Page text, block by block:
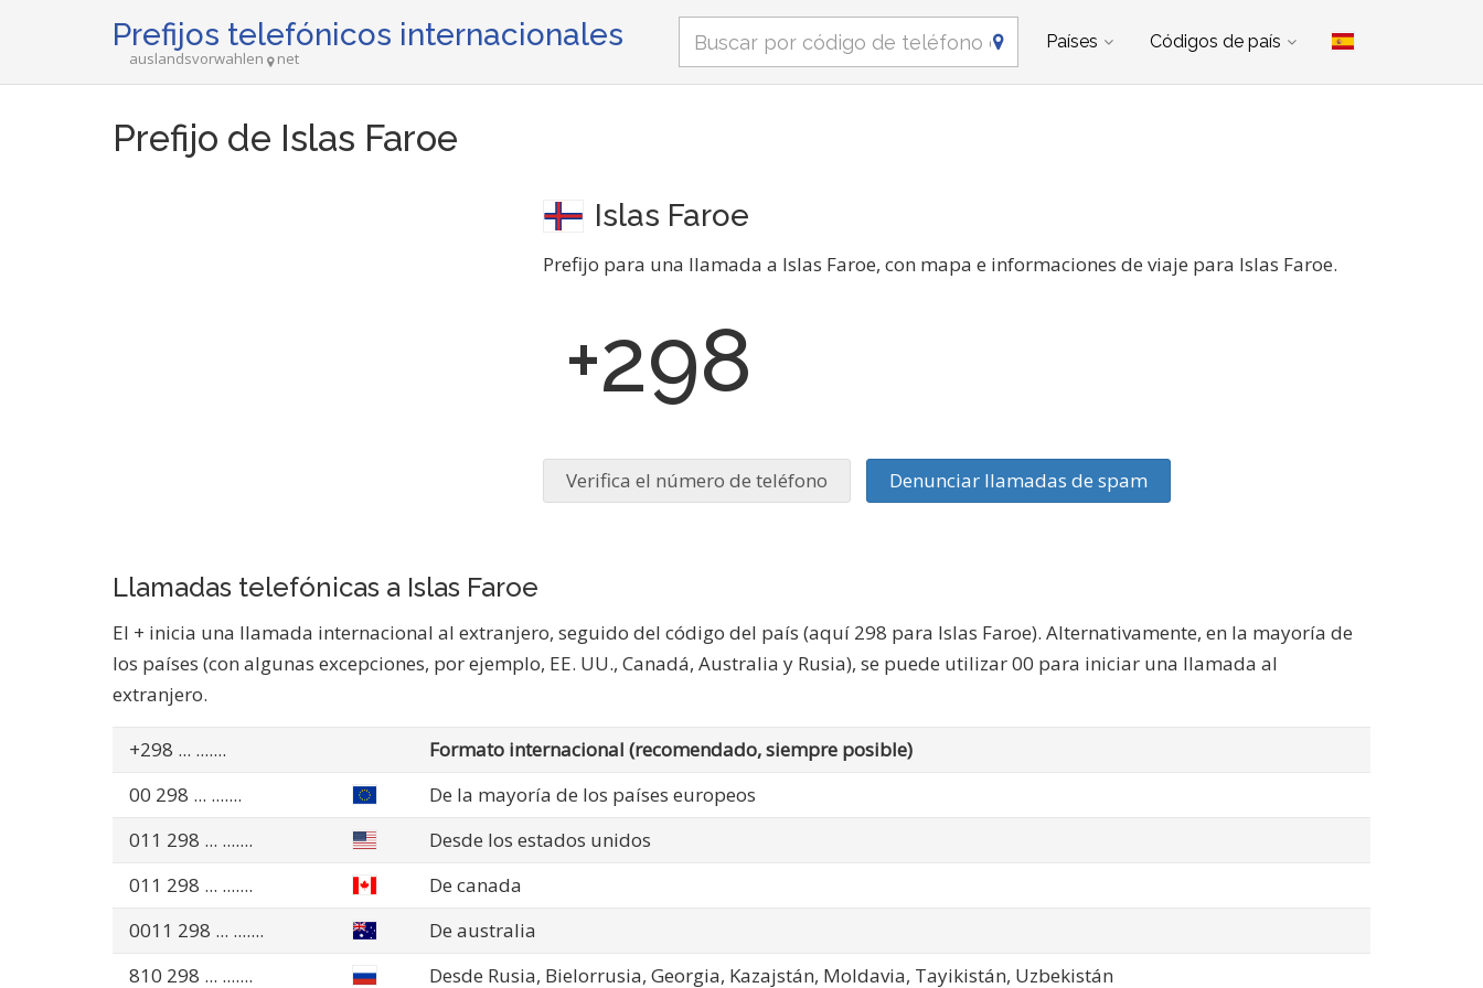
Prefijos telefónicos internacionales
auslandsvorwahlen net
Países Códigos de país
Prefijo de Islas Faroe
Islas Faroe
Prefijo para una llamada a Islas Faroe, con mapa e informaciones de viaje para Islas Faroe.
+298
Verifica el número de teléfono Denunciar llamadas de spam
Llamadas telefónicas a Islas Faroe
El + inicia una llamada internacional al extranjero, seguido del código del país (aquí 298 para Islas Faroe). Alternativamente, en la mayoría de
los países (con algunas excepciones, por ejemplo, EE. UU., Canadá, Australia y Rusia), se puede utilizar 00 para iniciar una llamada al
extranjero.
+298 ... .......
Formato internacional (recomendado, siempre posible)
00 298 ... .......
De la mayoría de los países europeos
011 298 ... .......
Desde los estados unidos
011 298 ... .......
De canada
0011 298 ... .......
De australia
810 298 ... ....... Desde Rusia, Bielorrusia, Georgia, Kazajstán, Moldavia, Tayikistán, Uzbekistán